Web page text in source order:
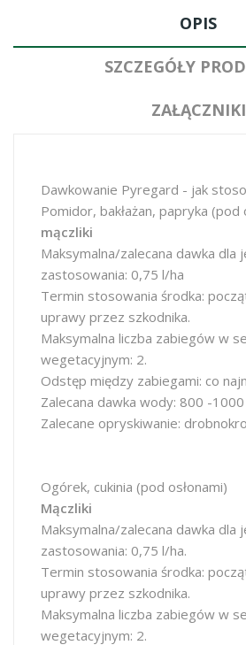
OPIS
SZCZEGÓŁY
ZAŁĄCZNIKI
Dawkowanie Pyregard - jak
Pomidor, bakłażan, papryka (pod
mączliki
Maksymalna/zalecana dawka dla
zastosowania: 0,75 l/ha
Termin stosowania środka:
uprawy przez szkodnika.
Maksymalna liczba zabiegów w
wegetacyjnym: 2.
Odstęp między zabiegami: co
Zalecana dawka wody: 800 -1000
Zalecane opryskiwanie:
Ogórek, cukinia (pod osłonami)
Mączliki
Maksymalna/zalecana dawka dla
zastosowania: 0,75 l/ha.
Termin stosowania środka:
uprawy przez szkodnika.
Maksymalna liczba zabiegów w
wegetacyjnym: 2.